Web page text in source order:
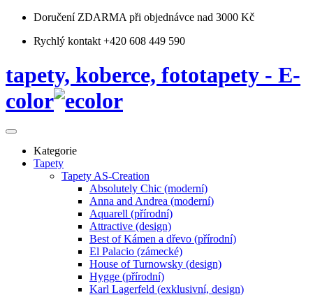
Doručení ZDARMA při objednávce nad 3000 Kč
Rychlý kontakt +420 608 449 590
tapety, koberce, fototapety - E-
color
Kategorie
Tapety
Tapety AS-Creation
Absolutely Chic (moderní)
Anna and Andrea (moderní)
Aquarell (přírodní)
Attractive (design)
Best of Kámen a dřevo (přírodní)
El Palacio (zámecké)
House of Turnowsky (design)
Hygge (přírodní)
Karl Lagerfeld (exklusivní, design)